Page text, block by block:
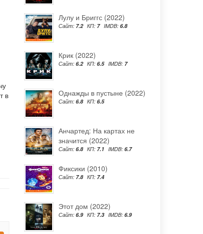
в
Лулу и Бриггс (2022)
Сайт: 7.2 КП: 7 IMDB: 6.8
Крик (2022)
Сайт: 6.2 КП: 6.5 IMDB: 7
Однажды в пустыне (2022)
Сайт: 6.8 КП: 6.5
Анчартед: На картах не
значится (2022)
Сайт: 6.8 КП: 7.1 IMDB: 6.7
Фиксики (2010)
Сайт: 7.8 КП: 7.4
Этот дом (2022)
Сайт: 6.9 КП: 7.3 IMDB: 6.9